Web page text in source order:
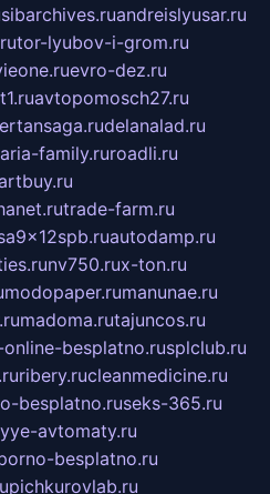
sibarchives.ruandreislyusar.ru
tor-lyubov-i-grom.ru
evro-dez.ru
avtopomosch27.ru
delanalad.ru
aria-family.ruroadli.ru
trade-farm.ru
autodamp.ru
nv750.rux-ton.ru
modopaper.rumanunae.ru
madoma.rutajuncos.ru
besplatno.rusplclub.ru
ribery.rucleanmedicine.ru
besplatno.ruseks-365.ru
avtomaty.ru
besplatno.ru
pichkurovlab.ru